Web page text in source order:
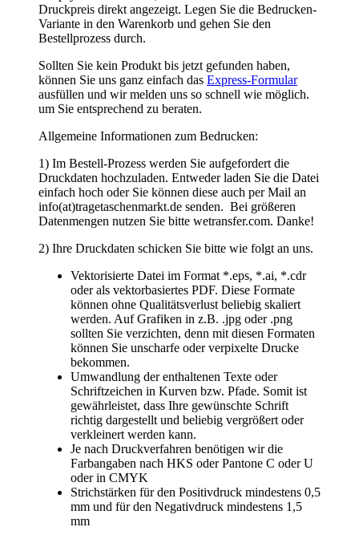
Allgemeine Informationen zum Bedrucken:
1) Im Bestell-Prozess werden Sie aufgefordert die
einfach hoch oder Sie können diese auch per Mail an
info(at)tragetaschenmarkt.de senden. Bei größeren
Datenmengen nutzen Sie bitte wetransfer.com. Danke!
oder als vektorbasiertes PDF. Diese Formate
können ohne Qualitätsverlust beliebig skaliert
werden. Auf Grafiken in z.B. .jpg oder .png
sollten Sie verzichten, denn mit diesen Formaten
können Sie unscharfe oder verpixelte Drucke
Umwandlung der enthaltenen Texte oder
gewährleistet, dass Ihre gewünschte Schrift
richtig dargestellt und beliebig vergrößert oder
verkleinert werden kann.
Je nach Druckverfahren benötigen wir die
Farbangaben nach HKS oder Pantone C oder U
oder in CMYK
Strichstärken für den Positivdruck mindestens 0,5
mm und für den Negativdruck mindestens 1,5
mm
3) Wir erstellen für Sie einen kostenfreien
Korrekturabzug. Erst nach dem Sie die Druckfreigabe
erteilt haben, beginnt die Produktion,
4) Sie erhalten von uns eine Auftragsbestätigung.
Falls Sie sich nicht sicher fühlen oder Hilfe benötigen,
senden Sie uns einfach eine Mail an